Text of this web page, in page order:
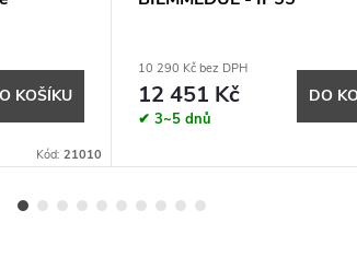
KOŠÍKU
Kód: 21010
10 290 Kč bez DPH
12 451 Kč
✔ 3~5 dnů
DO